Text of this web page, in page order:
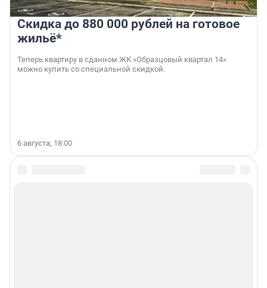
Скидка до 880 000 рублей на готовое
жильё*
Теперь квартиру в сданном ЖК «Образцовый квартал 14»
можно купить со специальной скидкой.
6 августа, 18:00